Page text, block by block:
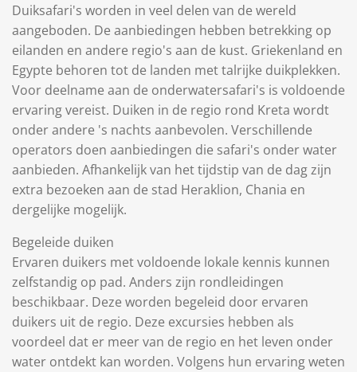
Duiksafari's worden in veel delen van de wereld
aangeboden. De aanbiedingen hebben betrekking op
eilanden en andere regio's aan de kust. Griekenland en
Egypte behoren tot de landen met talrijke duikplekken.
Voor deelname aan de onderwatersafari's is voldoende
ervaring vereist. Duiken in de regio rond Kreta wordt
onder andere 's nachts aanbevolen. Verschillende
operators doen aanbiedingen die safari's onder water
aanbieden. Afhankelijk van het tijdstip van de dag zijn
extra bezoeken aan de stad Heraklion, Chania en
dergelijke mogelijk.
Begeleide duiken
Ervaren duikers met voldoende lokale kennis kunnen
zelfstandig op pad. Anders zijn rondleidingen
beschikbaar. Deze worden begeleid door ervaren
duikers uit de regio. Deze excursies hebben als
voordeel dat er meer van de regio en het leven onder
water ontdekt kan worden. Volgens hun ervaring weten